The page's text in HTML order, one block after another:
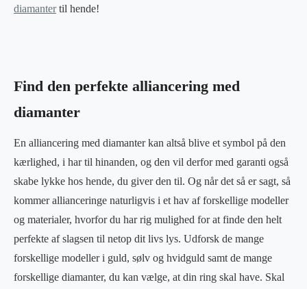
diamantertil hende!
Find den perfekte alliancering med
diamanter
En alliancering med diamanter kan altså blive et symbol på den
kærlighed, i har til hinanden, og den vil derfor med garanti også
skabe lykke hos hende, du giver den til. Og når det så er sagt, så
kommer allianceringe naturligvis i et hav af forskellige modeller
og materialer, hvorfor du har rig mulighed for at finde den helt
perfekte af slagsen til netop dit livs lys. Udforsk de mange
forskellige modeller i guld, sølv og hvidguld samt de mange
forskellige diamanter, du kan vælge, at din ring skal have. Skal